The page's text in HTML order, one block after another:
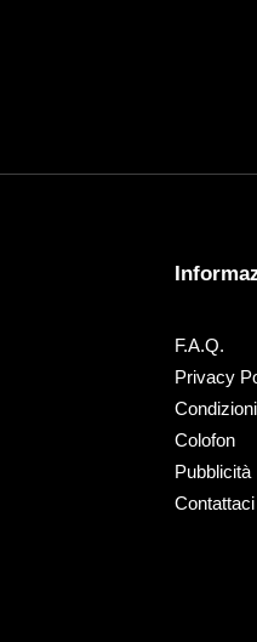
F.A.Q.
Privacy
Colofon
Pubblicità
Contattaci